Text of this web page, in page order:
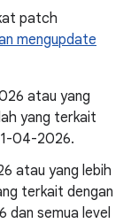
patch
mengupdate
atau yang
yang terkait
04-2026.
atau yang lebih
terkait dengan
semua level